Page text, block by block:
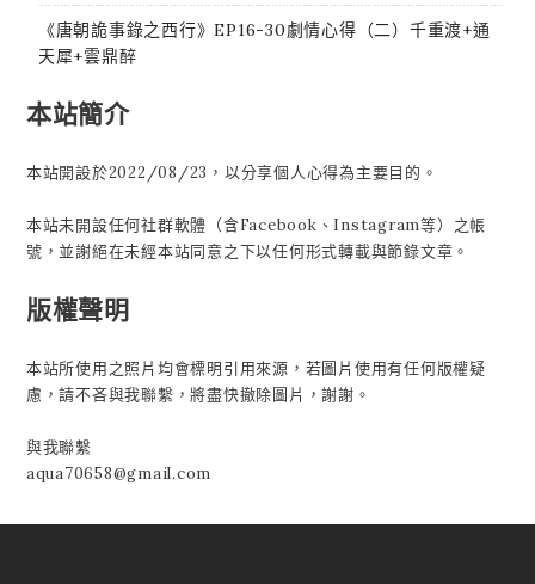
《唐朝詭事錄之西行》EP16-30劇情心得（二）千重渡+通
天犀+雲鼎醉
本站簡介
本站開設於2022/08/23，以分享個人心得為主要目的。
本站未開設任何社群軟體（含Facebook、Instagram等）之帳
號，並謝絕在未經本站同意之下以任何形式轉載與節錄文章。
版權聲明
本站所使用之照片均會標明引用來源，若圖片使用有任何版權疑
慮，請不吝與我聯繫，將盡快撤除圖片，謝謝。
與我聯繫
aqua70658@gmail.com